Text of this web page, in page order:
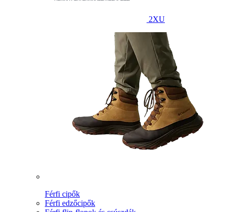
2XU
Férfi cipők
Férfi edzőcipők